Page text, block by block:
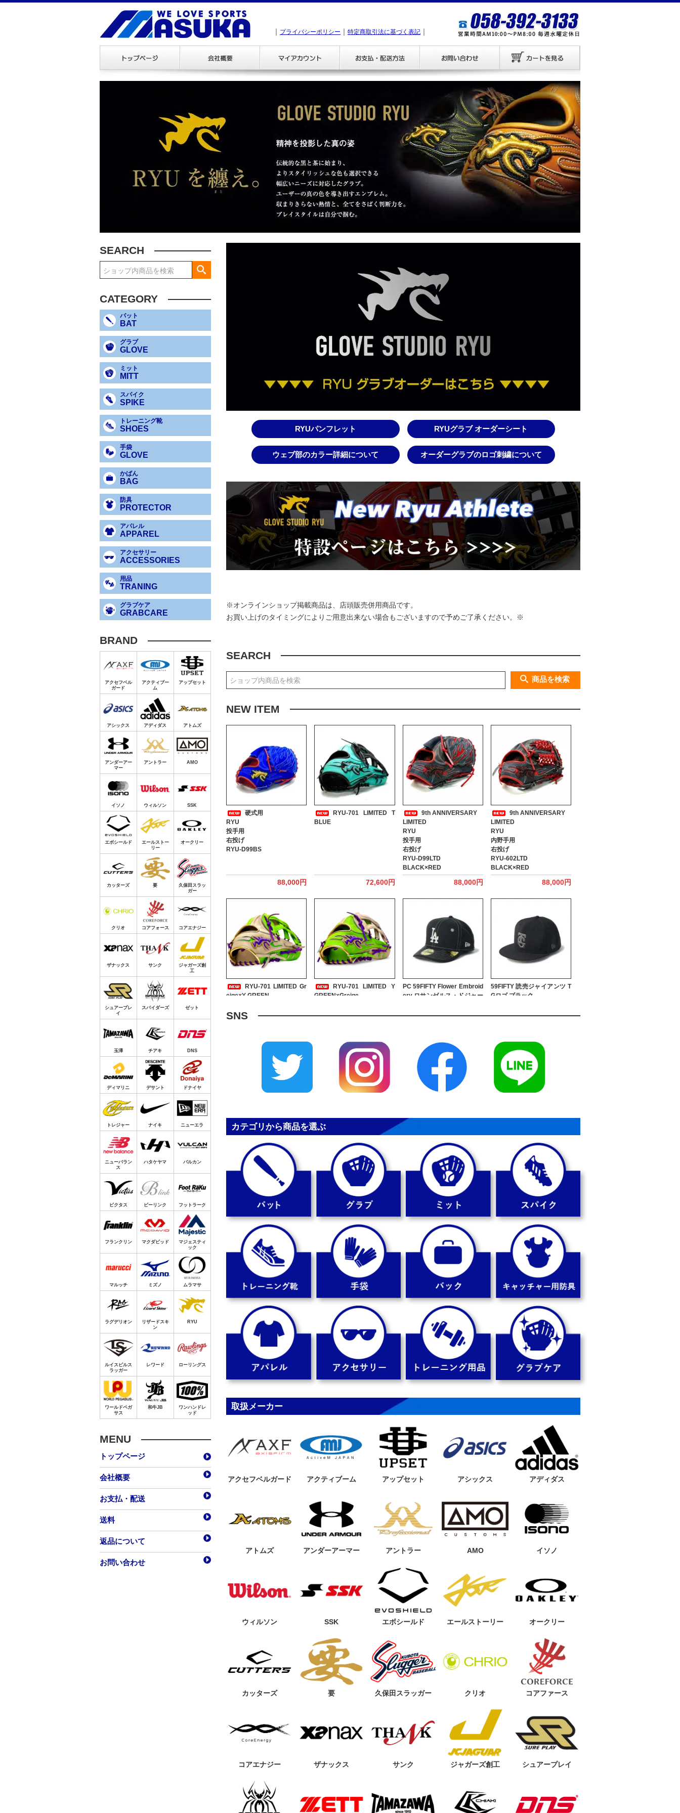
｜ プライバシーポリシー ｜ 特定商取引法に基づく表記 ｜
RYUパンフレット RYUグラブ オーダーシート
ウェブ部のカラー詳細について オーダーグラブのロゴ刺繍について
※オンラインショップ掲載商品は、店頭販売併用商品です。
お買い上げのタイミングによりご用意出来ない場合もございますので予めご了承ください。※
SEARCH
商品を検索
NEW ITEM
硬式用
RYU
投手用
右投げ
RYU-D99BS
88,000円
RYU-701 LIMITED T
BLUE
72,600円
9th ANNIVERSARY
LIMITED
RYU
投手用
右投げ
RYU-D99LTD
BLACK×RED
88,000円
9th ANNIVERSARY
LIMITED
RYU
内野手用
右投げ
RYU-602LTD
BLACK×RED
88,000円
RYU-701 LIMITED Gr
eige×Y GREEN
RYU-701 LIMITED Y
GREEN×Greige
PC 59FIFTY Flower Embroid
ery ロサンゼルス・ドジャー
59FIFTY 読売ジャイアンツ T
Gロゴ ブラック
59FIFTY Tonal Logo サンデ
ィエゴ・パドレス ブラック
6,820円
59FIFTY オリックス・バファ
ローズ ネイビー
6,600円
59FIFTY オリックス・バファ
6,600円
ラファイト/ネイビー
6,820円
59FIFTY Tonal Logo ロサン
ゼルス・ドジャース ナイトシ
フトネイビー
6,820円
59FIFTY Tonal Logo ヒュー
ストン・アストロズ トーステ
ッドピーナッツ/バーントウッ
6,820円
59FIFTY HAJIME SORAYAM
A TPUロゴ サンディエゴ･パ
ドレス バーントウッド
6,930円
59FIFTY HAJIME SORAYAM
A TPUロゴ ロサンゼルス・ド
ジャース ダークロイヤル
6,930円
59FIFTY Sakuranagashi 桜
流し オークランド・アスレチ
6,820円
59FIFTY Sakuranagashi 桜
流し ニューヨーク・ヤンキー
6,820円
ニューヨーク・ヤンキース ブ
ラック
6,820円
流し ロサンゼルス・ドジャー
ス スノーグレー/ストームグ
6,820円
59FIFTY MLB Damaged Den
6,820円
RYU-D99LIMITED
72,600円
RYU-D99 HLIMITE
72,600円
RYU-701 LIMITED BL
72,600円
RYU-701H LIMITED B
72,600円
【OAKLEY】BATTING GLO
【OAKLEY】BATTING GLO
6,050円
【OAKLEY】BATTING GLO
校野球対応】
6,050円
SNS
カテゴリから商品を選ぶ
取扱メーカー
SEARCH
CATEGORY
バット
BAT
グラブ
GLOVE
ミット
MITT
スパイク
SPIKE
トレーニング靴
SHOES
手袋
GLOVE
かばん
BAG
防具
PROTECTOR
アパレル
APPAREL
アクセサリー
ACCESSORIES
用品
TRANING
グラブケア
GRABCARE
BRAND
MENU
トップページ
会社概要
お支払・配送
送料
返品について
お問い合わせ